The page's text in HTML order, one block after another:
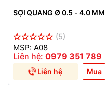
SỢI QUANG Ø 0.5 - 4.0 MM
(5)
MSP: A08
Liên hệ: 0979 351 789
Liên hệ Mua